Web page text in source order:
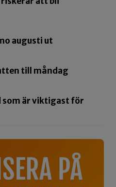
augusti ut
till måndag
som är viktigast för